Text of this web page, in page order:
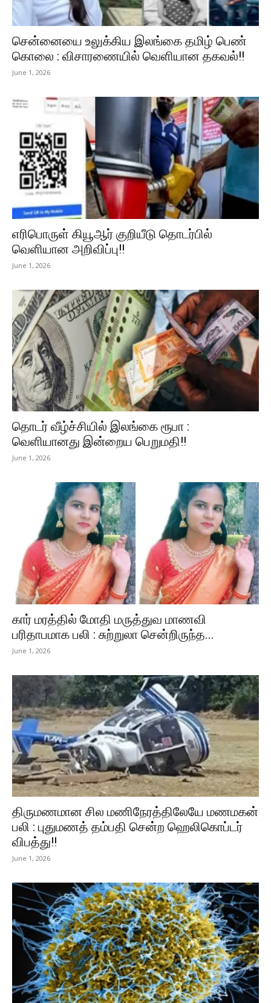
சென்னையை உலுக்கிய இலங்கை தமிழ் பெண்
கொலை : விசாரணையில் வெளியான தகவல்!!
June 1, 2026
எரிபொருள் கியூஆர் குறியீடு தொடர்பில்
வெளியான அறிவிப்பு!!
June 1, 2026
தொடர் வீழ்ச்சியில் இலங்கை ரூபா :
வெளியானது இன்றைய பெறுமதி!!
June 1, 2026
கார் மரத்தில் மோதி மருத்துவ மாணவி
பரிதாபமாக பலி : சுற்றுலா சென்றிருந்த...
June 1, 2026
திருமணமான சில மணிநேரத்திலேயே மணமகன்
பலி : புதுமணத் தம்பதி சென்ற ஹெலிகொப்டர்
விபத்து!!
June 1, 2026